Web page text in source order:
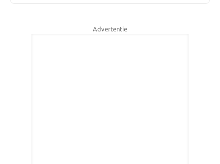
Advertentie